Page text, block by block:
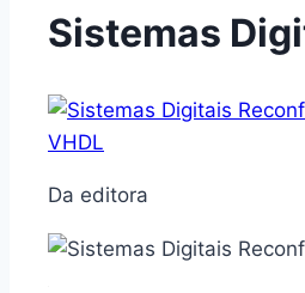
Sistemas
Da editora